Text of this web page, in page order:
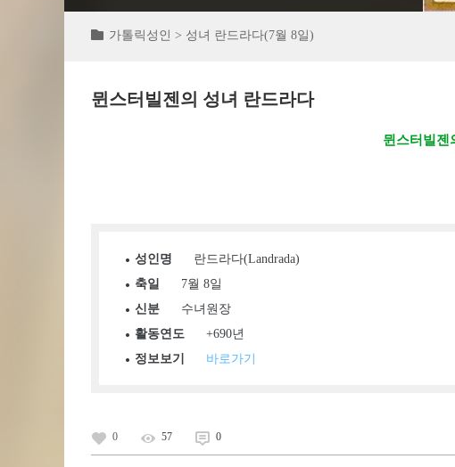
가톨릭성인 > 성녀 란드라다(7월 8일)
뮌스터빌젠의 성녀 란드라다
뮌스터빌젠
성인명
란드라다(Landrada)
축일
7월 8일
신분
수녀원장
활동연도
+690년
정보보기
바로가기
0 57 0